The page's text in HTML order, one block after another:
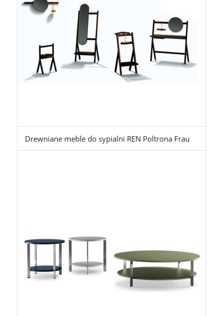
Drewniane meble do sypialni REN Poltrona Frau